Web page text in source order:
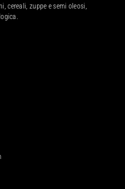
cereali, zuppe e semi oleosi,